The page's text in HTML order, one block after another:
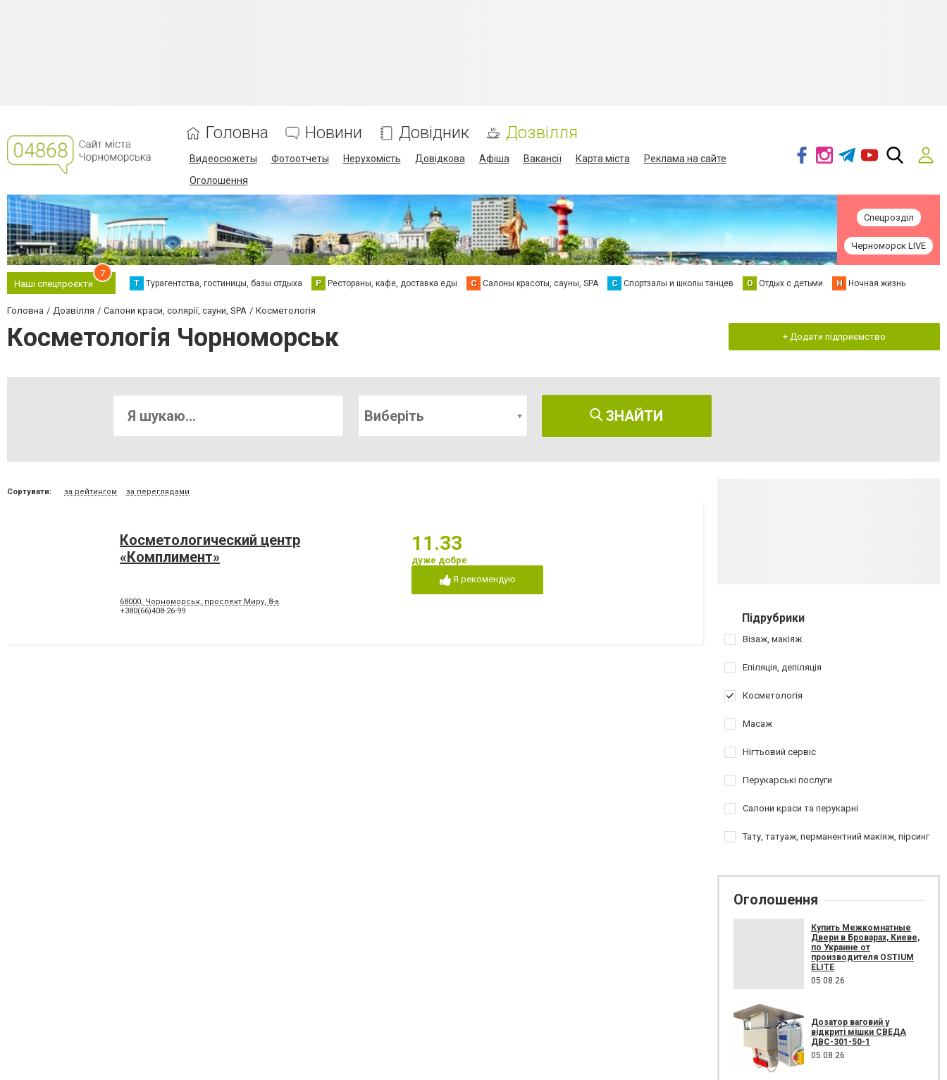
Головна Новини Довідник Дозвілля
Видеосюжеты Фотоотчеты Нерухомість Довідкова Афіша Вакансії Карта міста
Реклама на сайте
Оголошення
Спецрозділ
Черноморск LIVE
Наші спецпроєкти
7
Т Турагентства, гостиницы, базы отдыха Р Рестораны, кафе, доставка еды С Салоны красоты, сауны, SPA С Спортзалы и школы танцев О Отдых с детьми Н Ночная жизнь
Головна Дозвілля Салони краси, солярії, сауни, SPA Косметологія
Косметологія Чорноморськ + Додати підприємство
Виберіть ЗНАЙТИ
Сортувати: за рейтингом за переглядами
Косметологический центр
«Комплимент»
68000, Чорноморськ, проспект Миру, 8-а
+380(66)408-26-99
11.33
дуже добре
Я рекомендую
Підрубрики
Візаж, макіяж
Епіляція, депіляція
Косметологія
Масаж
Нігтьовий сервіс
Перукарські послуги
Салони краси та перукарні
Тату, татуаж, перманентний макіяж, пірсинг
Оголошення
Купить Межкомнатные
Двери в Броварах, Киеве,
по Украине от
производителя OSTIUM
ELITE
05.08.26
Дозатор ваговий у
відкриті мішки СВЕДА
ДВС-301-50-1
05.08.26